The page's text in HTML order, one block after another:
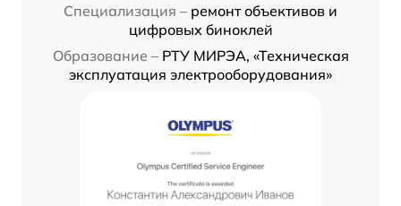
Специализация – ремонт объективов и
цифровых биноклей
Образование – РТУ МИРЭА, «Техническая
эксплуатация электрооборудования»